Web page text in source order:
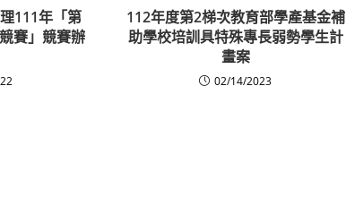
111年「第
賽」競賽辦
112年度第2梯次教育部學產基金補
助學校培訓具特殊專長弱勢學生計
畫案
02/14/2023